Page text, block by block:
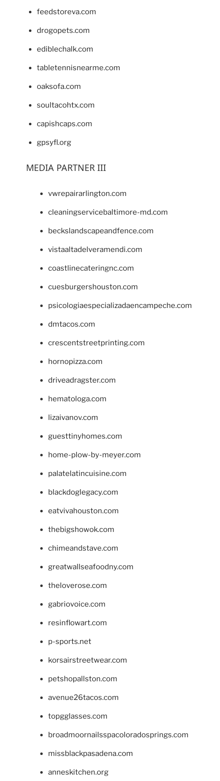
feedstoreva.com
drogopets.com
ediblechalk.com
tabletennisnearme.com
oaksofa.com
soultacohtx.com
capishcaps.com
gpsyfl.org
MEDIA PARTNER III
vwrepairarlington.com
cleaningservicebaltimore-md.com
beckslandscapeandfence.com
vistaaltadelveramendi.com
coastlinecateringnc.com
cuesburgershouston.com
psicologiaespecializadaencampeche.com
dmtacos.com
crescentstreetprinting.com
hornopizza.com
driveadragster.com
hematologa.com
lizaivanov.com
guesttinyhomes.com
home-plow-by-meyer.com
palatelatincuisine.com
blackdoglegacy.com
eatvivahouston.com
thebigshowok.com
chimeandstave.com
greatwallseafoodny.com
theloverose.com
gabriovoice.com
resinflowart.com
p-sports.net
korsairstreetwear.com
petshopallston.com
avenue26tacos.com
topgglasses.com
broadmoornailsspacoloradosprings.com
missblackpasadena.com
anneskitchen.org